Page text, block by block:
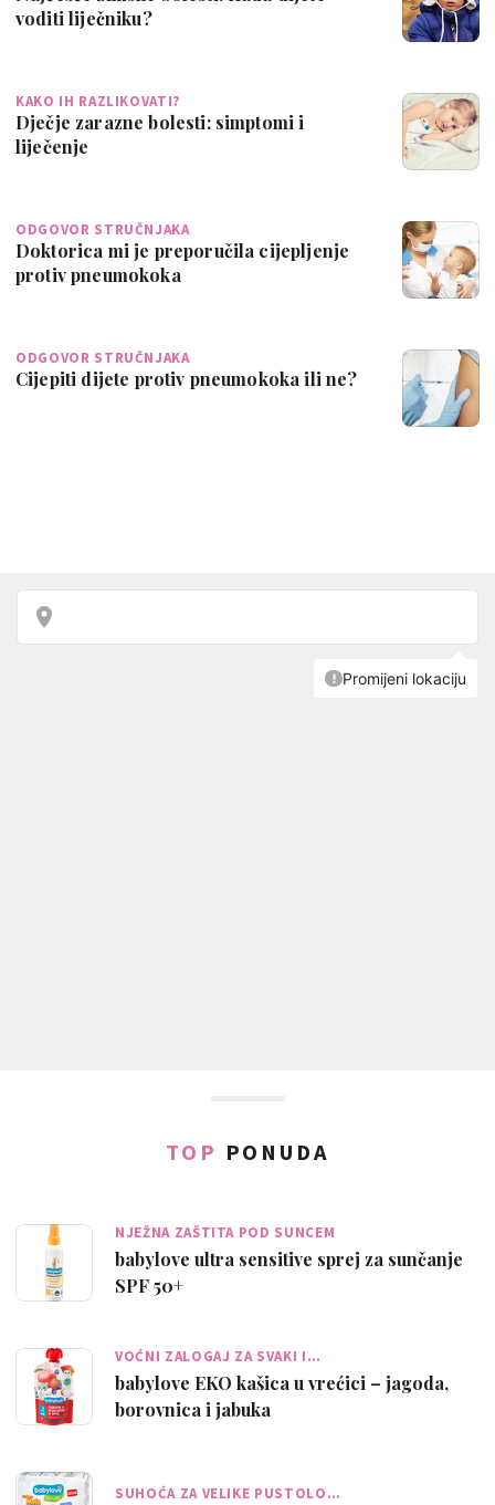
voditi liječniku?
KAKO IH RAZLIKOVATI?
Dječje zarazne bolesti: simptomi i
liječenje
ODGOVOR STRUČNJAKA
Doktorica mi je preporučila cijepljenje
protiv pneumokoka
ODGOVOR STRUČNJAKA
Cijepiti dijete protiv pneumokoka ili ne?
TOP PONUDA
NJEŽNA ZAŠTITA POD SUNCEM
babylove ultra sensitive sprej za sunčanje
SPF 50+
VOĆNI ZALOGAJ ZA SVAKI I…
babylove EKO kašica u vrećici – jagoda,
borovnica i jabuka
SUHOĆA ZA VELIKE PUSTOLO…